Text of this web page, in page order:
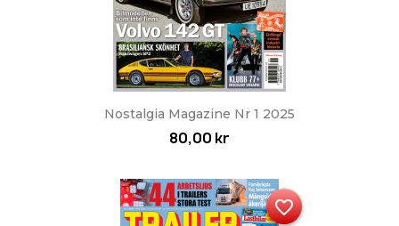
Nostalgia Magazine Nr 1 2025
80,00 kr
favorite_border